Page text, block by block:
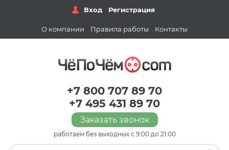
Вход Регистрация
О компании Правила работы Контакты
+7 800 707 89 70
+7 495 431 89 70
Заказать звонок
работаем без выходных с 9:00 до 21:00